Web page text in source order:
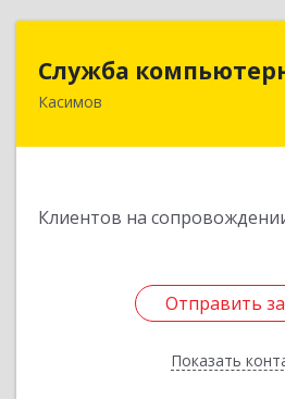
Служба
Касимов
Клиентов на
Отправить
Показать
Служба
391300, Рязанская обл.,
Отправить
Назад